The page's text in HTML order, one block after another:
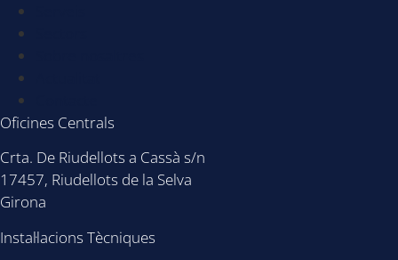
Oficines Centrals
Crta. De Riudellots a Cassà s/n
17457, Riudellots de la Selva
Girona
Instal·lacions Tècniques